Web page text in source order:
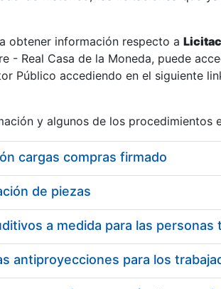
obtener información respecto a
- Real Casa de la Moneda, puede
Público accediendo en el siguiente
y algunos de los procedimientos
cargas compras firmado
de piezas